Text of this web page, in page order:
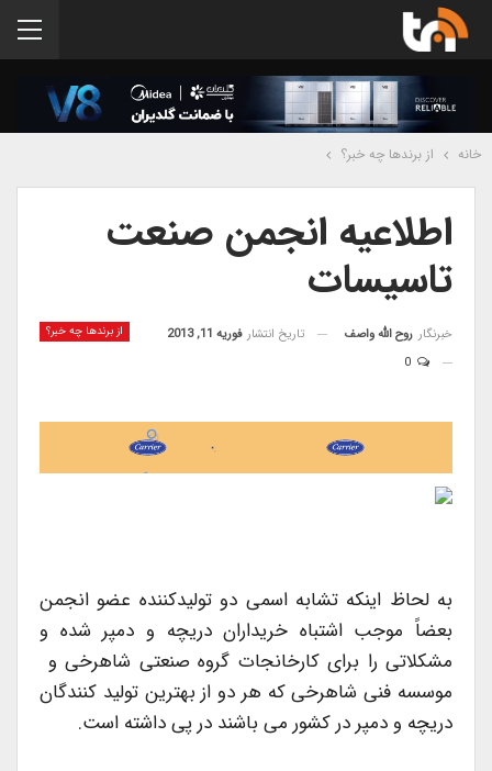
خانه از برندها چه خبر؟
اطلاعیه انجمن صنعت
تاسیسات
از برندها چه خبر؟ خبرنگار روح الله واصف تاریخ انتشار فوریه 11, 2013
به لحاظ اینکه تشابه اسمی دو تولیدکننده عضو انجمن
بعضاً موجب اشتباه خریداران دریچه و دمپر شده و
مشکلاتی را برای کارخانجات گروه صنعتی شاهرخی و
موسسه فنی شاهرخی که هر دو از بهترین تولید کنندگان
دریچه و دمپر در کشور می باشند در پی داشته است.